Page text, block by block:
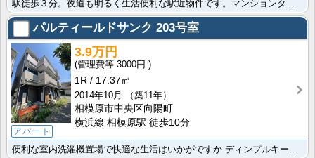
パルティールドサンク 203号室
アパート
3.9万円
3000円
1R
17.37㎡
2014年10月
（築11年）
相模原市中央区向陽町
横浜線 相模原駅 徒歩10分